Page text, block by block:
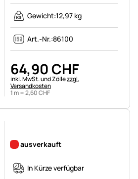
Gewicht:12,97 kg
Art.-Nr.:86100
64,90CHF
Steuerhinweis:
inkl. MwSt. und Zöllezzgl.
Versandkosten
1 m =2,60CHF
ausverkauft
In Kürze verfügbar